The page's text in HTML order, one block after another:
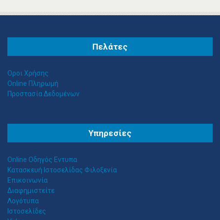
Πελάτες
Οροι Χρήσης
Online Πληρωμή
Προστασία Δεδομένων
Υπηρεσίες
Online Οδηγός Εντυπα
Κατασκευή Ιστοσελίδας Φιλοξενία
Επικοινωνία
Διαφημιστείτε
Λογότυπα
Ιστοσελίδες